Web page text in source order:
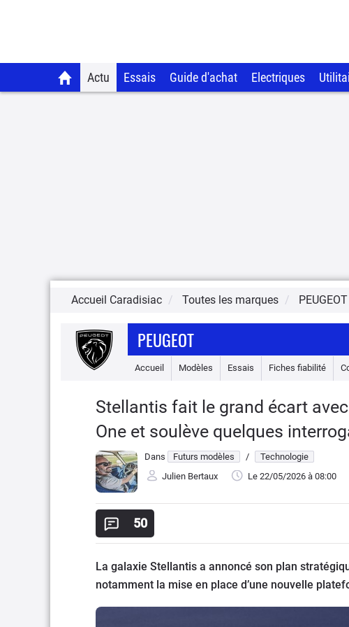
Actu Essais Guide d'achat Electriques
Accueil Caradisiac Toutes les marques PEUGEOT
PEUGEOT
Accueil Modèles Essais Fiches fiabilité
Stellantis fait le grand écart
One et soulève quelques
Dans Futurs modèles /
Technologie
Julien Bertaux
Le 22/05/2026 à 08:00
50
La galaxie Stellantis a annoncé son plan
notamment la mise en place d’une nouvelle